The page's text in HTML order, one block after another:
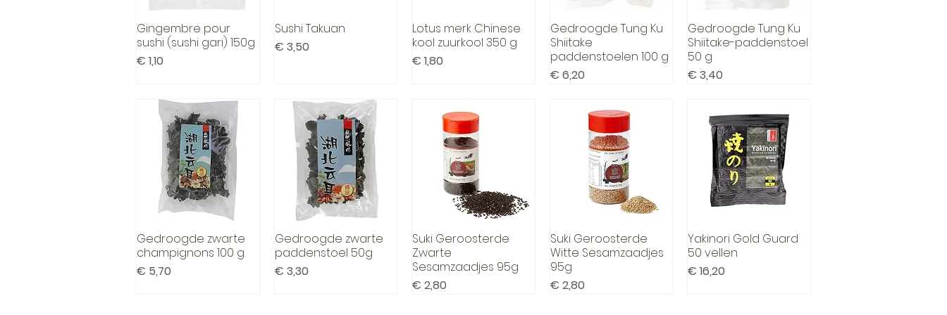
G
r
a
m
Snel overzicht
Gingembre pour
sushi (sushi gari) 150g
Prijs
€ 1,10
Snel overzicht
Sushi Takuan
Prijs
€ 3,50
Snel overzicht
Lotus merk Chinese
kool zuurkool 350 g
Prijs
€ 1,80
Snel overzicht
Gedroogde Tung Ku
Shiitake
paddenstoelen 100 g
Prijs
€ 6,20
Snel overzicht
Gedroogde Tung Ku
Shiitake-paddenstoel
50 g
Prijs
€ 3,40
Snel overzicht
Gedroogde zwarte
champignons 100 g
Prijs
€ 5,70
Snel overzicht
Gedroogde zwarte
paddenstoel 50g
Prijs
€ 3,30
Snel overzicht
Suki Geroosterde
Zwarte
Sesamzaadjes 95g
Prijs
€ 2,80
Snel overzicht
Suki Geroosterde
Witte Sesamzaadjes
95g
Prijs
€ 2,80
Snel overzicht
Yakinori Gold Guard
50 vellen
Prijs
€ 16,20